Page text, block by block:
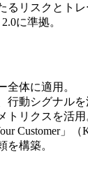
リスクとトレ
に準拠。
全体に適用。
動シグナルを
リクスを活用
Customer」（
構築。